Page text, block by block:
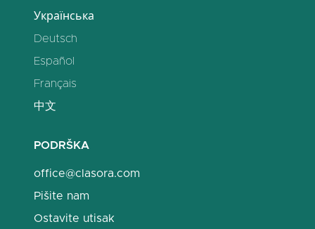
Українська
Deutsch
Español
Français
中文
PODRŠKA
office@clasora.com
Pišite nam
Ostavite utisak